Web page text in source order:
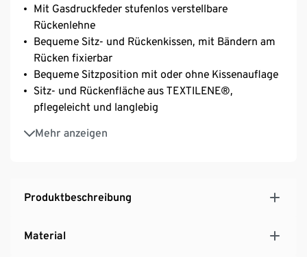
Mit Gasdruckfeder stufenlos verstellbare
Rückenlehne
Bequeme Sitz- und Rückenkissen, mit Bändern am
Rücken fixierbar
Bequeme Sitzposition mit oder ohne Kissenauflage
Sitz- und Rückenfläche aus TEXTILENE®,
pflegeleicht und langlebig
Mehr anzeigen
UV- und witterungsbeständig
Hersteller: dekoVries
Produktbeschreibung
Material